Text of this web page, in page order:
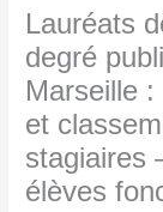
Lauréats
degré
Marseille
et
stagiaires
élèves